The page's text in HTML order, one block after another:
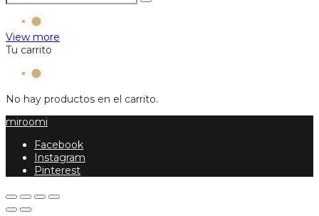
View more
Tu carrito
No hay productos en el carrito.
miroomi
Facebook
Instagram
Pinterest